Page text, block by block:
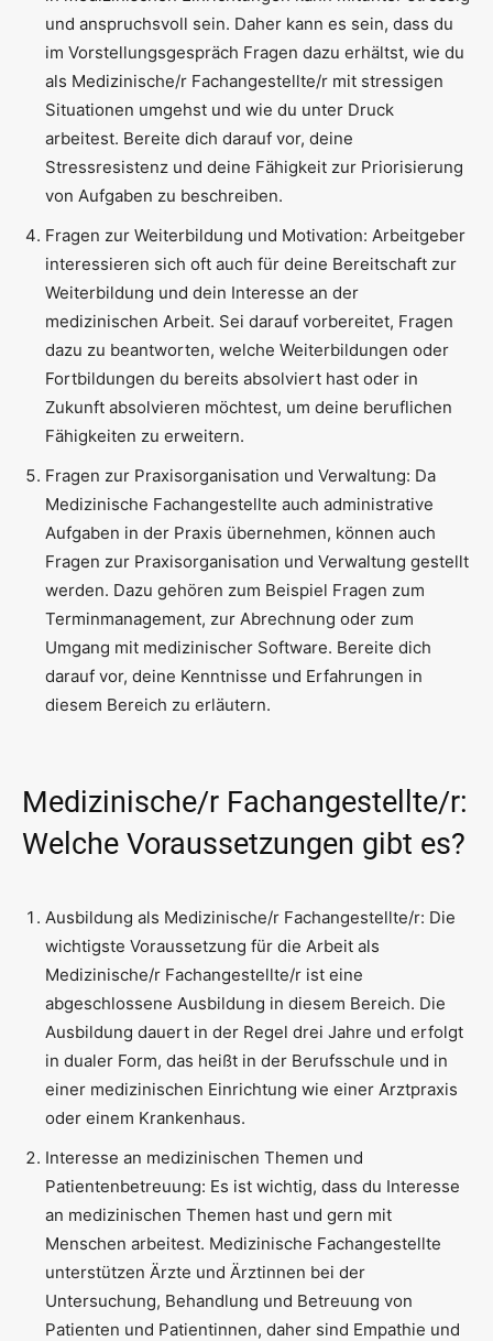
und anspruchsvoll sein. Daher kann es sein, dass du
im Vorstellungsgespräch Fragen dazu erhältst, wie du
als Medizinische/r Fachangestellte/r mit stressigen
Situationen umgehst und wie du unter Druck
arbeitest. Bereite dich darauf vor, deine
Stressresistenz und deine Fähigkeit zur Priorisierung
von Aufgaben zu beschreiben.
Fragen zur Weiterbildung und Motivation: Arbeitgeber
interessieren sich oft auch für deine Bereitschaft zur
Weiterbildung und dein Interesse an der
medizinischen Arbeit. Sei darauf vorbereitet, Fragen
dazu zu beantworten, welche Weiterbildungen oder
Fortbildungen du bereits absolviert hast oder in
Zukunft absolvieren möchtest, um deine beruflichen
Fähigkeiten zu erweitern.
Fragen zur Praxisorganisation und Verwaltung: Da
Medizinische Fachangestellte auch administrative
Aufgaben in der Praxis übernehmen, können auch
Fragen zur Praxisorganisation und Verwaltung gestellt
werden. Dazu gehören zum Beispiel Fragen zum
Terminmanagement, zur Abrechnung oder zum
Umgang mit medizinischer Software. Bereite dich
darauf vor, deine Kenntnisse und Erfahrungen in
diesem Bereich zu erläutern.
Medizinische/r Fachangestellte/r:
Welche Voraussetzungen gibt es?
Ausbildung als Medizinische/r Fachangestellte/r: Die
wichtigste Voraussetzung für die Arbeit als
Medizinische/r Fachangestellte/r ist eine
abgeschlossene Ausbildung in diesem Bereich. Die
Ausbildung dauert in der Regel drei Jahre und erfolgt
in dualer Form, das heißt in der Berufsschule und in
einer medizinischen Einrichtung wie einer Arztpraxis
oder einem Krankenhaus.
Interesse an medizinischen Themen und
Patientenbetreuung: Es ist wichtig, dass du Interesse
an medizinischen Themen hast und gern mit
Menschen arbeitest. Medizinische Fachangestellte
unterstützen Ärzte und Ärztinnen bei der
Untersuchung, Behandlung und Betreuung von
Patienten und Patientinnen, daher sind Empathie und